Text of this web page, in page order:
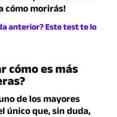
cómo morirás!
anterior? Este test te lo
cómo es más
de los mayores
único que, sin duda,